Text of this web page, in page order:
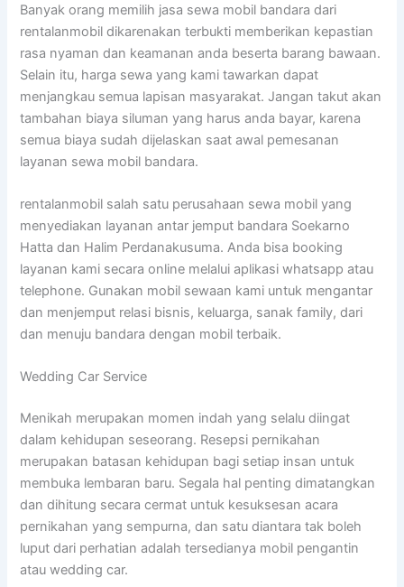
Banyak orang memilih jasa sewa mobil bandara dari
rentalanmobil dikarenakan terbukti memberikan kepastian
rasa nyaman dan keamanan anda beserta barang bawaan.
Selain itu, harga sewa yang kami tawarkan dapat
menjangkau semua lapisan masyarakat. Jangan takut akan
tambahan biaya siluman yang harus anda bayar, karena
semua biaya sudah dijelaskan saat awal pemesanan
layanan sewa mobil bandara.
rentalanmobil salah satu perusahaan sewa mobil yang
menyediakan layanan antar jemput bandara Soekarno
Hatta dan Halim Perdanakusuma. Anda bisa booking
layanan kami secara online melalui aplikasi whatsapp atau
telephone. Gunakan mobil sewaan kami untuk mengantar
dan menjemput relasi bisnis, keluarga, sanak family, dari
dan menuju bandara dengan mobil terbaik.
Wedding Car Service
Menikah merupakan momen indah yang selalu diingat
dalam kehidupan seseorang. Resepsi pernikahan
merupakan batasan kehidupan bagi setiap insan untuk
membuka lembaran baru. Segala hal penting dimatangkan
dan dihitung secara cermat untuk kesuksesan acara
pernikahan yang sempurna, dan satu diantara tak boleh
luput dari perhatian adalah tersedianya mobil pengantin
atau wedding car.